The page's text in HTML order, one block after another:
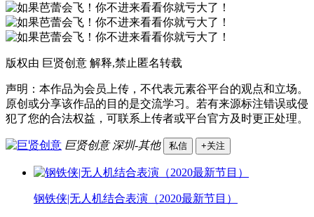
版权由 巨贤创意 解释,禁止匿名转载
声明：本作品为会员上传，不代表元素谷平台的观点和立场。
原创或分享该作品的目的是交流学习。若有来源标注错误或侵
犯了您的合法权益，可联系上传者或平台官方及时更正处理。
巨贤创意 深圳-其他 私信 +关注
钢铁侠|无人机结合表演（2020最新节目）